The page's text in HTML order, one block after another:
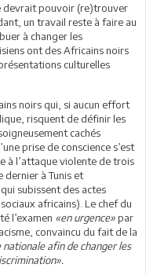
devrait pouvoir (re)trouver
un travail reste à faire au
à changer les
ont des Africains noirs
culturelles
noirs qui, si aucun effort
risquent de définir les
cachés
prise de conscience s’est
à l’attaque violente de trois
dernier à Tunis et
subissent des actes
africains). Le chef du
l’examen «en urgence»par
convaincu du fait de la
afin de changer les